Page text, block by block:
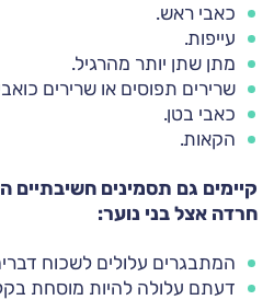
כאבי ראש.
עייפות.
מתן שתן יותר מהרגיל.
שרירים תפוסים או שרירים
כאבי בטן.
הקאות.
קיימים גם תסמינים חשיבתיים
חרדה אצל בני נוער:
המתבגרים עלולים לשכוח
דעתם עלולה להיות מוסחת